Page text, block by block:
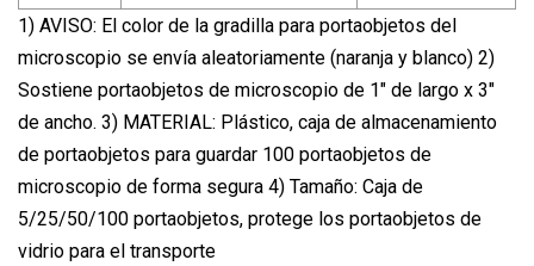
1) AVISO: El color de la gradilla para portaobjetos del
microscopio se envía aleatoriamente (naranja y blanco) 2)
Sostiene portaobjetos de microscopio de 1" de largo x 3"
de ancho. 3) MATERIAL: Plástico, caja de almacenamiento
de portaobjetos para guardar 100 portaobjetos de
microscopio de forma segura 4) Tamaño: Caja de
5/25/50/100 portaobjetos, protege los portaobjetos de
vidrio para el transporte